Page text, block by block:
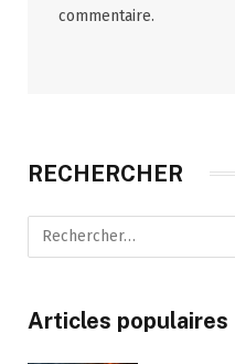
commentaire.
RECHERCHER
Articles populaires